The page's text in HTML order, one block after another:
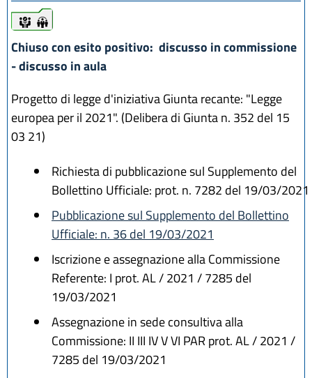
Chiuso con esito positivo: discusso in commissione
- discusso in aula
Progetto di legge d'iniziativa Giunta recante: "Legge
europea per il 2021". (Delibera di Giunta n. 352 del 15
03 21)
Richiesta di pubblicazione sul Supplemento del
Bollettino Ufficiale: prot. n. 7282 del 19/03/2021
Pubblicazione sul Supplemento del Bollettino
Ufficiale: n. 36 del 19/03/2021
Iscrizione e assegnazione alla Commissione
Referente: I prot. AL / 2021 / 7285 del
19/03/2021
Assegnazione in sede consultiva alla
Commissione: II III IV V VI PAR prot. AL / 2021 /
7285 del 19/03/2021